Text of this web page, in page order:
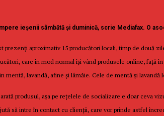
ieşenii sâmbătă și duminică, scrie Mediafax. O
prezenţi aproximativ 15 producători locali, timp de două
care în mod normal își vând produsele online, față
lavandă, afine şi lâmăie. Cele de mentă şi
produsul, aşa pe reţelele de socializare e doar ceva
să intre în contact cu clienții, care vor prinde astfel